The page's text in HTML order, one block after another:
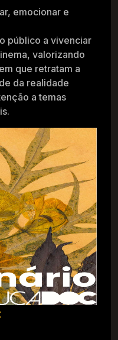
emocionar e
público a vivenciar
valorizando
que retratam a
da realidade
a temas